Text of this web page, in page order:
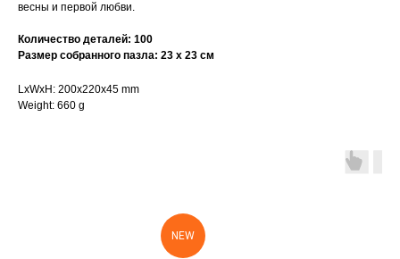
весны и первой любви.
Количество деталей: 100
Размер собранного пазла: 23 х 23 см
LxWxH: 200x220x45 mm
Weight: 660 g
NEW